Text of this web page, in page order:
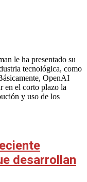
le ha presentado su
tecnológica, como
OpenAI
en el corto plazo la
y uso de los
desarrollan